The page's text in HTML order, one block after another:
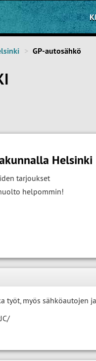
GP-autosähkö
Helsinki
tarjoukset
helpommin!
työt, myös sähköautojen